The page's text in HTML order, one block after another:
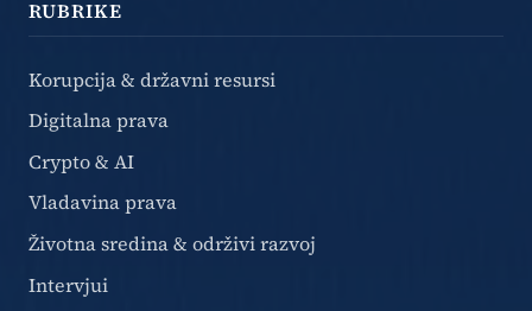
RUBRIKE
Korupcija & državni resursi
Digitalna prava
Crypto & AI
Vladavina prava
Životna sredina & održivi razvoj
Intervjui